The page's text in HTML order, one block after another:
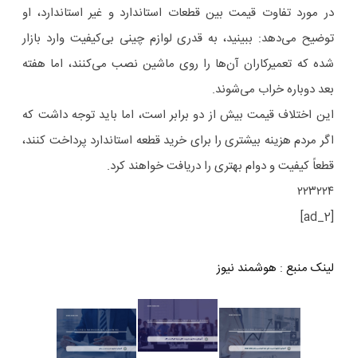
در مورد تفاوت قیمت بین قطعات استاندارد و غیر استاندارد، او
توضیح می‌دهد: ببینید، به قدری لوازم چینی بی‌کیفیت وارد بازار
شده که تعمیرکاران آن‌ها را روی ماشین نصب می‌کنند، اما هفته
بعد دوباره خراب می‌شوند.
این اختلاف قیمت بیش از دو برابر است، اما باید توجه داشت که
اگر مردم هزینه بیشتری را برای خرید قطعه استاندارد پرداخت کنند،
قطعاً کیفیت و دوام بهتری را دریافت خواهند کرد.
۲۲۳۲۲۴
[ad_2]
لینک منبع : هوشمند نیوز